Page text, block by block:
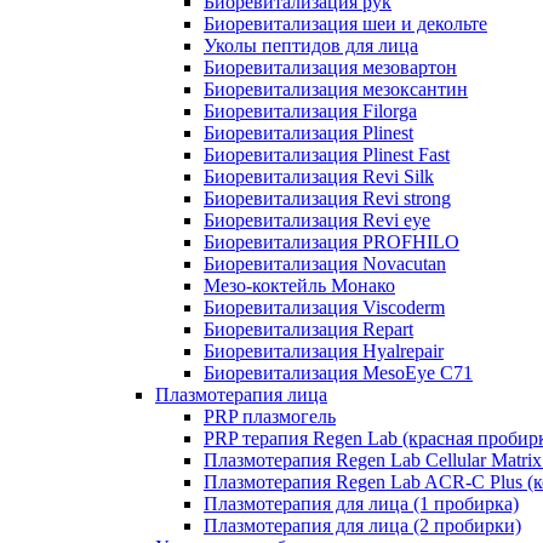
Биоревитализация шеи и декольте
Уколы пептидов для лица
Биоревитализация мезовартон
Биоревитализация мезоксантин
Биоревитализация Filorga
Биоревитализация Plinest
Биоревитализация Plinest Fast
Биоревитализация Revi Silk
Биоревитализация Revi strong
Биоревитализация Revi eye
Биоревитализация PROFHILO
Биоревитализация Novacutan
Мезо-коктейль Монако
Биоревитализация Viscoderm
Биоревитализация Repart
Биоревитализация Hyalrepair
Биоревитализация MesoEye C71
Плазмотерапия лица
PRP плазмогель
PRP терапия Regen Lab (красная
Плазмотерапия Regen Lab Cellular
Плазмотерапия Regen Lab ACR-C Plus
Плазмотерапия для лица (1 пробирка)
Плазмотерапия для лица (2 пробирки)